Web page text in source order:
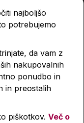
najboljšo
potrebujemo
da vam z
nakupovalnih
ponudbo in
in preostalih
piškotkov. Več o